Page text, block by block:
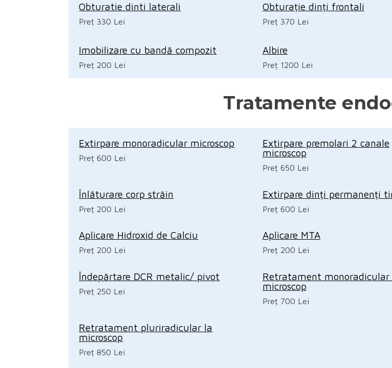
Obturatie dinti laterali
Preț 330 Lei
Obturație dinți frontali
Preț 370 Lei
Imobilizare cu bandă compozit
Preț 200 Lei
Albire
Preț 1200 Lei
Tratamente
Extirpare monoradicular microscop
Preț 600 Lei
Extirpare premolari 2 canale
microscop
Preț 650 Lei
Înlăturare corp străin
Preț 200 Lei
Extirpare dinți permanenți
Preț 600 Lei
Aplicare Hidroxid de Calciu
Preț 200 Lei
Aplicare MTA
Preț 200 Lei
Îndepărtare DCR metalic/ pivot
Preț 250 Lei
Retratament monoradicular
microscop
Preț 700 Lei
Retratament pluriradicular la
microscop
Preț 850 Lei